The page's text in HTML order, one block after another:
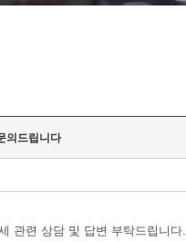
의드립니다
관련 상담 및 답변 부탁드립니다.